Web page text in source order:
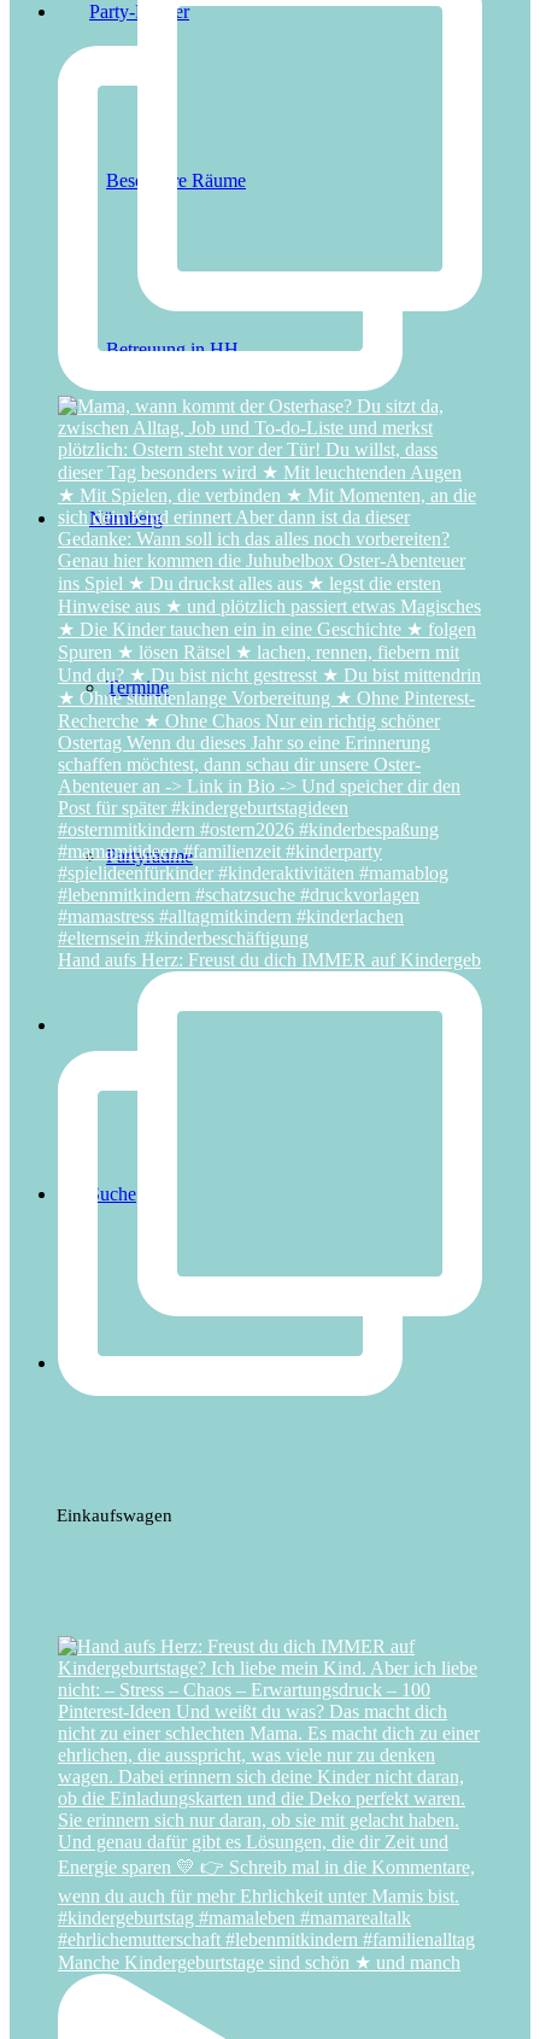
Party-Partner
Besondere Räume
Betreuung in HH
Nürnberg
Termine
Partyräume
Suche
Menü Menü
Einkaufswagen
Hand aufs Herz: Freust du dich IMMER auf Kindergeb
Manche Kindergeburtstage sind schön ★ und manch